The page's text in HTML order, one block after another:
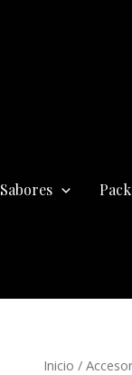
Sabores
Inicio /
Punzón